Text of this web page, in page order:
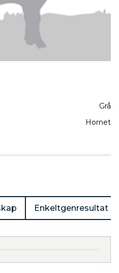
Grå
Hornet
Enkeltgenresultat